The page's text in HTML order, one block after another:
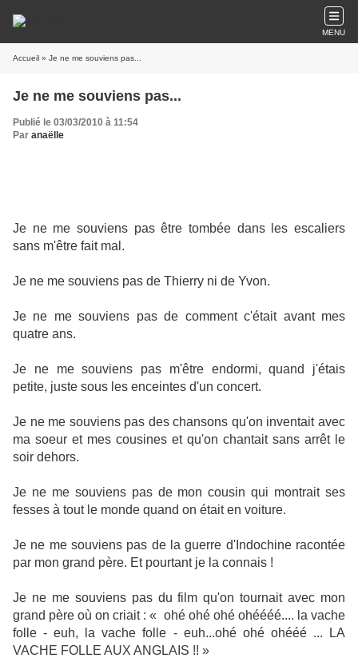
MENU
Accueil » Je ne me souviens pas...
Je ne me souviens pas...
Publié le 03/03/2010 à 11:54
Par anaëlle
Je ne me souviens pas être tombée dans les escaliers
sans m'être fait mal.
Je ne me souviens pas de Thierry ni de Yvon.
Je ne me souviens pas de comment c'était avant mes
quatre ans.
Je ne me souviens pas m'être endormi, quand j'étais
petite, juste sous les enceintes d'un concert.
Je ne me souviens pas des chansons qu'on inventait avec
ma soeur et mes cousines et qu'on chantait sans arrêt le
soir dehors.
Je ne me souviens pas de mon cousin qui montrait ses
fesses à tout le monde quand on était en voiture.
Je ne me souviens pas de la guerre d'Indochine racontée
par mon grand père. Et pourtant je la connais !
Je ne me souviens pas du film qu'on tournait avec mon
grand père où on criait : « ohé ohé ohé ohéééé.... la vache
folle - euh, la vache folle - euh...ohé ohé ohééé ... LA
VACHE FOLLE AUX ANGLAIS !! »